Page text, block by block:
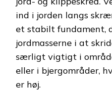
ind i jorden langs
et stabilt fundament,
jordmasserne i at
særligt vigtigt i
eller i bjergområder,
er høj.